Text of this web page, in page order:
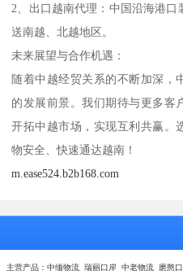
2、出口越南代理：中国沿海港
送南越、北越地区。
未来展望与合作机遇：
随着中越经贸关系的不断加深，
的发展前景。我们期待与更多客
开拓中越市场，实现互利共赢。
物安全、快速通达越南！
m.ease524.b2b168.com
主营产品：中缅物流 瑞丽口岸 中老物流 磨憨